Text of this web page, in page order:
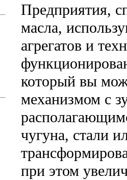
Предприятия,
масла,
агрегатов и
который вы
механизмом с
чугуна, стали
при этом